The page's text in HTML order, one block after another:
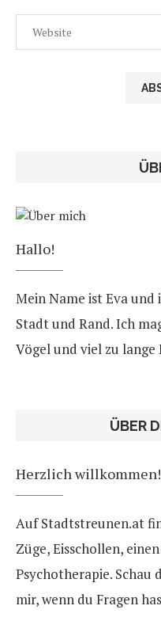
Hallo!
Mein Name ist Eva
Stadt und Rand. Ich
Vögel und viel zu lange
ÜBER
Herzlich willkommen!
Auf Stadtstreunen.at
Züge, Eisschollen,
Psychotherapie. Schau
mir, wenn du Fragen